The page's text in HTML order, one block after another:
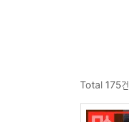
Total 175건